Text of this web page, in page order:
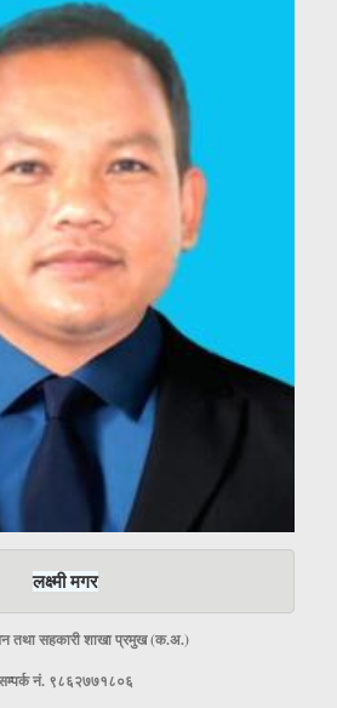
लक्ष्मी मगर
तथा सहकारी शाखा प्रमुख (क.अ.)
नं. ९८६२७७१८०६